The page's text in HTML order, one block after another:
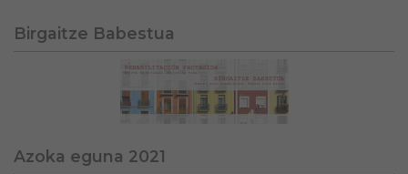
Birgaitze Babestua
Azoka eguna 2021